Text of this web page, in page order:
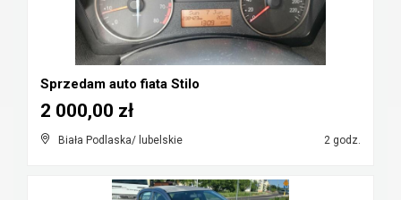
Sprzedam auto fiata Stilo
Biała Podlaska/ lubelskie 2 godz.
2 000,00 zł